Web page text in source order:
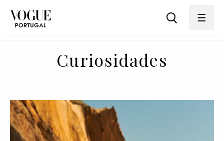
Curiosidades